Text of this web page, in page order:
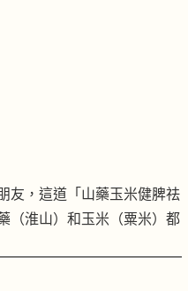
友，這道「山藥玉米健脾祛
（淮山）和玉米（粟米）都